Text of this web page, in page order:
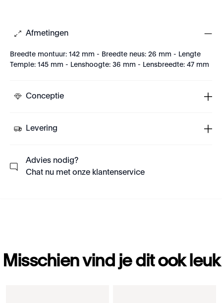
Afmetingen
Breedte montuur: 142 mm - Breedte neus: 26 mm - Lengte
Temple: 145 mm - Lenshoogte: 36 mm - Lensbreedte: 47 mm
Conceptie
Levering
Advies nodig?
Chat nu met onze klantenservice
Misschien vind je dit ook leuk